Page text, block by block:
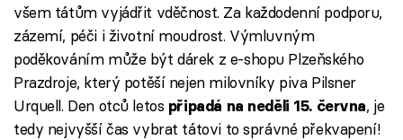
všem tátům vyjádřit vděčnost. Za každodenní podporu,
zázemí, péči i životní moudrost. Výmluvným
poděkováním může být dárek z e-shopu Plzeňského
Prazdroje, který potěší nejen milovníky piva Pilsner
Urquell. Den otců letos připadá na neděli 15. června, je
tedy nejvyšší čas vybrat tátovi to správné překvapení!